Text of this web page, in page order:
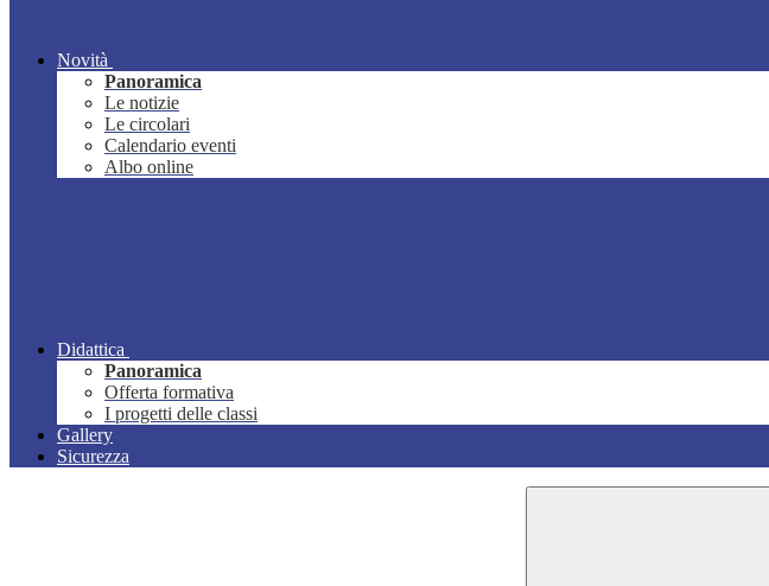
Novità
Panoramica
Le notizie
Le circolari
Calendario eventi
Albo online
Didattica
Panoramica
Offerta formativa
I progetti delle classi
Gallery
Sicurezza